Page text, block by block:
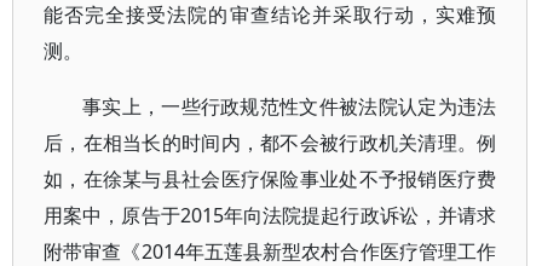
能否完全接受法院的审查结论并采取行动，实难预
测。
事实上，一些行政规范性文件被法院认定为违法
后，在相当长的时间内，都不会被行政机关清理。例
如，在徐某与县社会医疗保险事业处不予报销医疗费
用案中，原告于2015年向法院提起行政诉讼，并请求
附带审查《2014年五莲县新型农村合作医疗管理工作